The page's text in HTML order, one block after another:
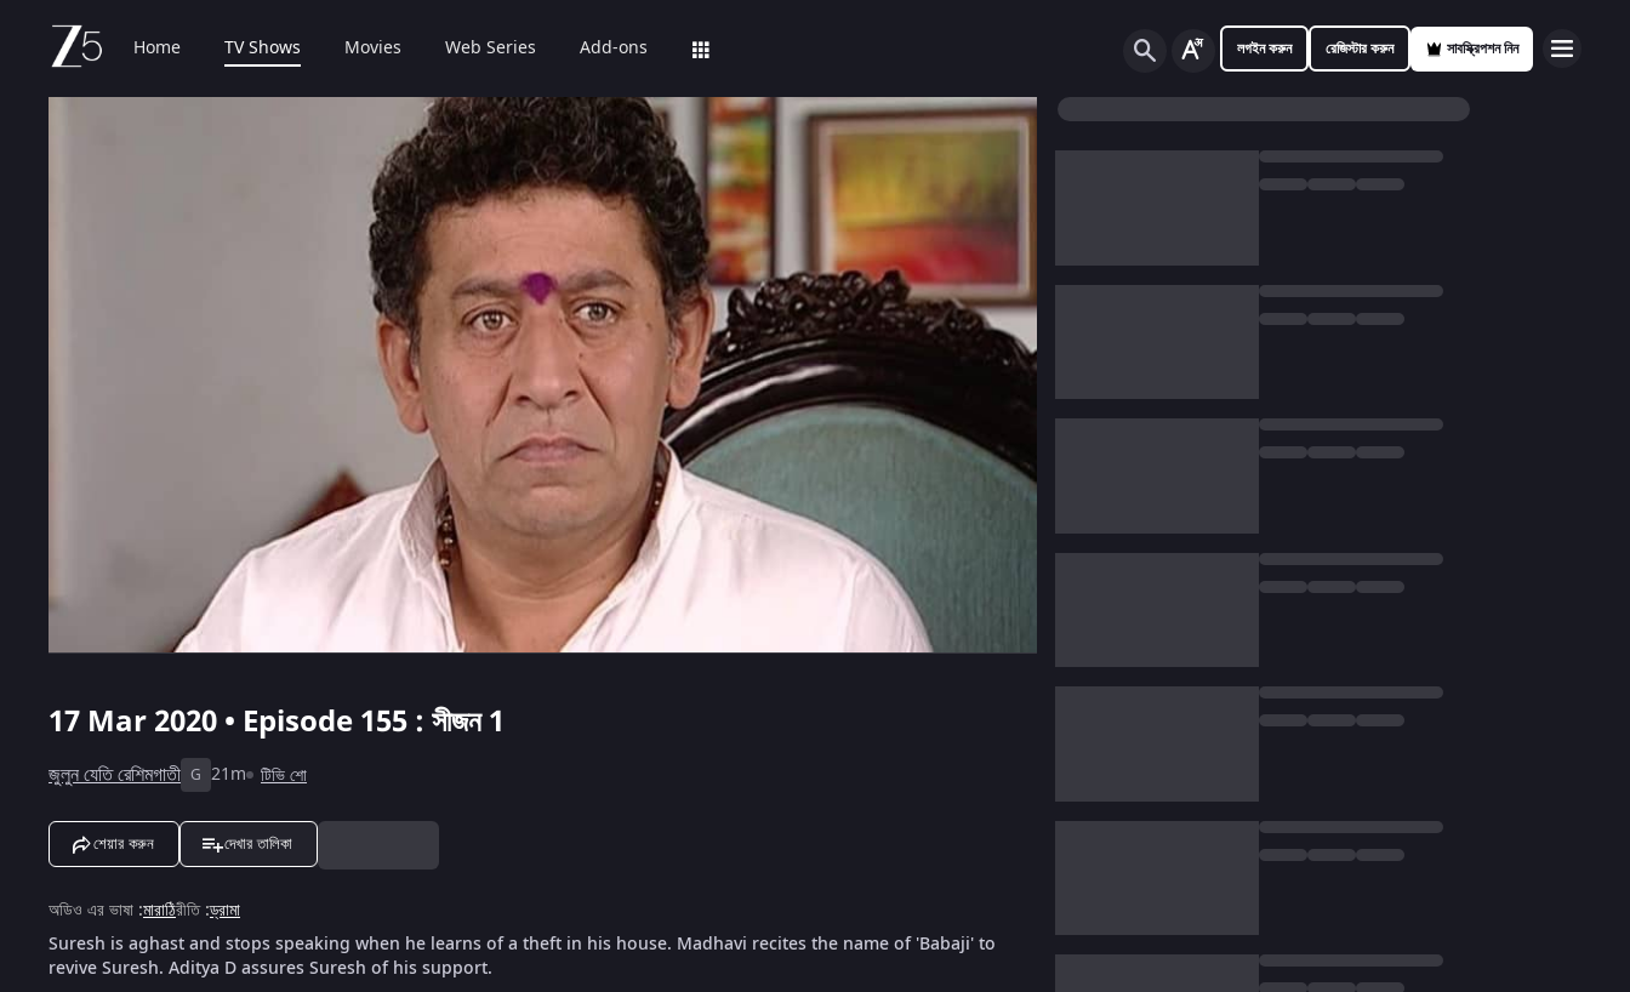
Home TV Shows Movies Web Series Add-ons লগইন করুন রেজিস্টার করুন সাবস্ক্রিপশন নিন
17 Mar 2020 • Episode 155 : সীজন 1
জুলুন যেতি রেশিমগাতী G 21m টিভি শো
শেয়ার করুন দেখার তালিকা
অডিও এর ভাষা :মারাঠিরীতি:ড্রামা
Suresh is aghast and stops speaking when he learns of a theft in his house. Madhavi recites the name of 'Babaji' to
revive Suresh. Aditya D assures Suresh of his support.